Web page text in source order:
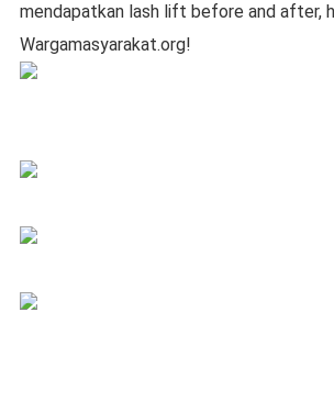
mendapatkan lash lift before and after,
Wargamasyarakat.org!